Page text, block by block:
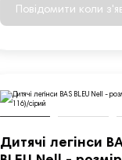
Повідомити коли
Дитячі легінси